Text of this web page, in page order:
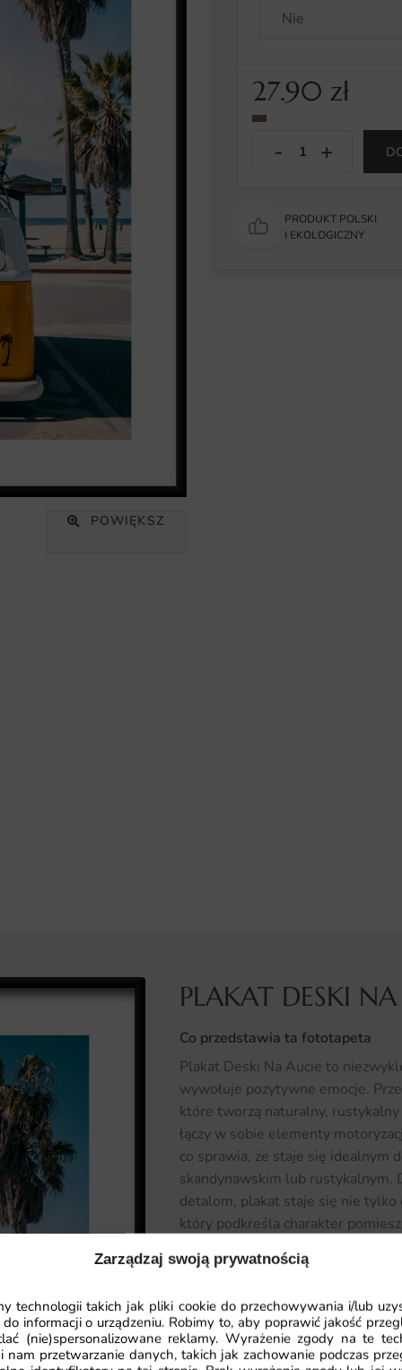
Zarządzaj swoją prywatnością
technologii takich jak pliki cookie do przechowywania i/lub
informacji o urządzeniu. Robimy to, aby poprawić jakość
(nie)spersonalizowane reklamy. Wyrażenie zgody na te
nam przetwarzanie danych, takich jak zachowanie podczas
POWIĘKSZ
27.90 zł
PRODUKT POLSKI
I EKOLOGICZNY
PLAKAT DESKI
Co przedstawia ta fototapeta
Plakat Deski Na Aucie to
wywołuje pozytywne emocje.
które tworzą naturalny,
łączy w sobie elementy
co sprawia, że staje się idealnym
skandynawskim lub rustykalnym.
detalom, plakat staje się nie tylko
który podkreśla charakter
Gdzie sprawdzi się fototapeta
domowych wnętrz po biura.
przytulną atmosferę, a także w
plakat może wprowadzić